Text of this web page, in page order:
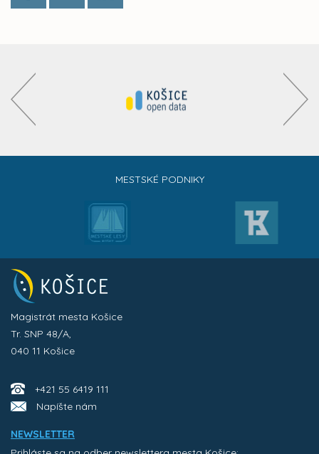
MESTSKÉ PODNIKY
Magistrát mesta Košice
Tr. SNP 48/A,
040 11 Košice
+421 55 6419 111
Napíšte nám
NEWSLETTER